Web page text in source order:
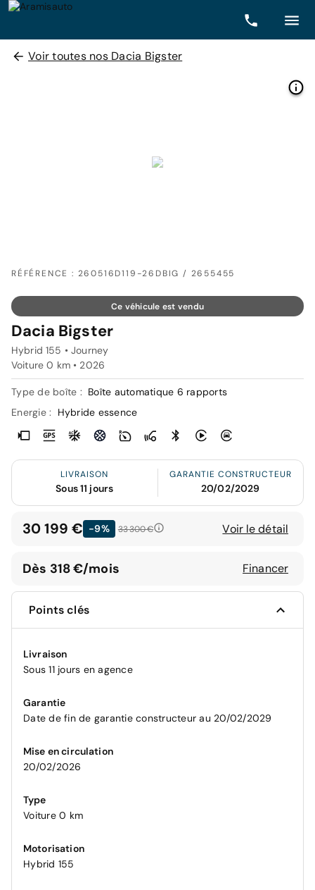
Voir toutes nos Dacia Bigster
RÉFÉRENCE : 260516D119-26DBIG / 2655455
Ce véhicule est vendu
Dacia Bigster
Hybrid 155 • Journey
Voiture 0 km • 2026
Type de boîte : Boîte automatique 6 rapports
Energie :
Hybride essence
LIVRAISON
Sous 11 jours
GARANTIE CONSTRUCTEUR
20/02/2029
30 199 € -9% 33 300 € Voir le détail
Dès 318 €/mois Financer
Points clés
Livraison
Sous 11 jours en agence
Garantie
Date de fin de garantie constructeur au 20/02/2029
Mise en circulation
20/02/2026
Type
Voiture 0 km
Motorisation
Hybrid 155